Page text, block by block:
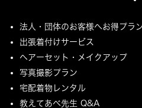
法人・団体のお客様へお得プラ
出張着付けサービス
ヘアーセット・メイクアップ
写真撮影プラン
宅配着物レンタル
教えてあべ先生 Q&A